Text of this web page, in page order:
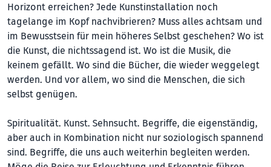
Horizont erreichen? Jede Kunstinstallation noch
tagelange im Kopf nachvibrieren? Muss alles achtsam und
im Bewusstsein für mein höheres Selbst geschehen? Wo ist
die Kunst, die nichtssagend ist. Wo ist die Musik, die
keinem gefällt. Wo sind die Bücher, die wieder weggelegt
werden. Und vor allem, wo sind die Menschen, die sich
selbst genügen.
Spiritualität. Kunst. Sehnsucht. Begriffe, die eigenständig,
aber auch in Kombination nicht nur soziologisch spannend
sind. Begriffe, die uns auch weiterhin begleiten werden.